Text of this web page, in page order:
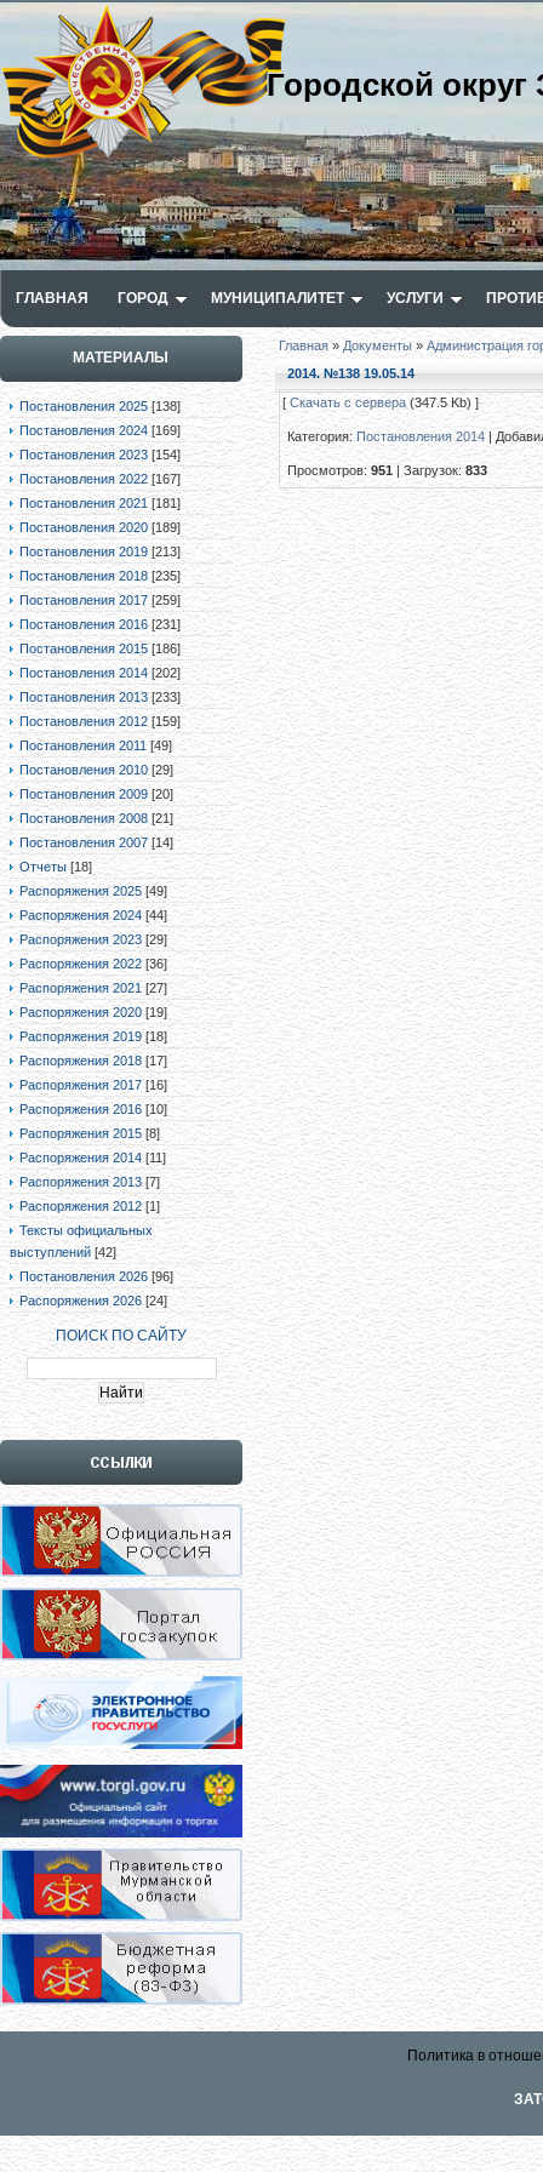
Городской
ГЛАВНАЯ ГОРОД МУНИЦИПАЛИТЕТ УСЛУГИ
МАТЕРИАЛЫ
Постановления 2025 [138]
Постановления 2024 [169]
Постановления 2023 [154]
Постановления 2022 [167]
Постановления 2021 [181]
Постановления 2020 [189]
Постановления 2019 [213]
Постановления 2018 [235]
Постановления 2017 [259]
Постановления 2016 [231]
Постановления 2015 [186]
Постановления 2014 [202]
Постановления 2013 [233]
Постановления 2012 [159]
Постановления 2011 [49]
Постановления 2010 [29]
Постановления 2009 [20]
Постановления 2008 [21]
Постановления 2007 [14]
Отчеты [18]
Распоряжения 2025 [49]
Распоряжения 2024 [44]
Распоряжения 2023 [29]
Распоряжения 2022 [36]
Распоряжения 2021 [27]
Распоряжения 2020 [19]
Распоряжения 2019 [18]
Распоряжения 2018 [17]
Распоряжения 2017 [16]
Распоряжения 2016 [10]
Распоряжения 2015 [8]
Распоряжения 2014 [11]
Распоряжения 2013 [7]
Распоряжения 2012 [1]
Тексты официальных
выступлений [42]
Постановления 2026 [96]
Распоряжения 2026 [24]
ПОИСК ПО САЙТУ
Главная» Документы »Администрация
2014. №138 19.05.14
[Скачать с сервера (347.5 Kb) ]
Категория: Постановления 2014|
Просмотров:951 |Загрузок:833
Политика в